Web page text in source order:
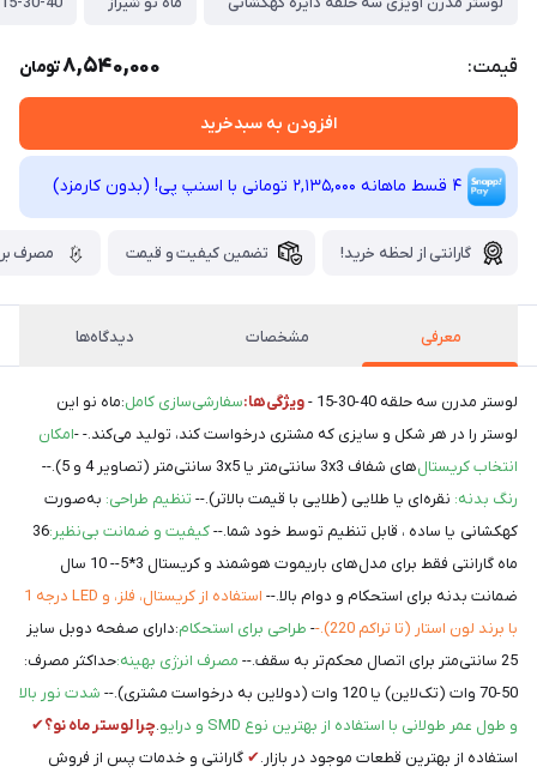
قیمت: 8,540,000تومان
افزودن به سبدخرید
4 قسط ماهانه 2,135,000 تومانی با اسنپ ‌پی! (بدون کارمزد)
گارانتی از لحظه خرید! تضمین کیفیت و قیمت مصرف
معرفی مشخصات دیدگاه‌ها
لوستر مدرن سه حلقه 40-30-15 - ویژگی‌ها:سفارشی‌سازی کامل:ماه نو این
لوستر را در هر شکل و سایزی که مشتری درخواست کند، تولید می‌کند.- -امکان
انتخاب کریستال‌های شفاف 3x3 سانتی‌متر یا 3x5 سانتی‌متر (تصاویر 4 و 5).--
رنگ بدنه: نقره‌ای یا طلایی (طلایی با قیمت بالاتر).-- تنظیم طراحی: به‌صورت
کهکشانی یا ساده ، قابل تنظیم توسط خود شما.--کیفیت و ضمانت بی‌نظیر:36
ماه گارانتی فقط برای مدل‌های باریموت هوشمند و کریستال 3*5-- 10 سال
ضمانت بدنه برای استحکام و دوام بالا.--
استفاده از کریستال، فلز، و LED درجه 1
با برند لون استار (تا تراکم 220).-
- طراحی برای استحکام:دارای صفحه دوبل سایز
25 سانتی‌متر برای اتصال محکم‌تر به سقف.--
مصرف انرژی بهینه:حداکثر مصرف:
50-70 وات (تک‌لاین) یا 120 وات (دولاین به درخواست مشتری).--
شدت نور بالا
و طول عمر طولانی با استفاده از بهترین نوع SMD و درایو
.چرا لوستر ماه نو؟✔
استفاده از بهترین قطعات موجود در بازار.✔ گارانتی و خدمات پس از فروش